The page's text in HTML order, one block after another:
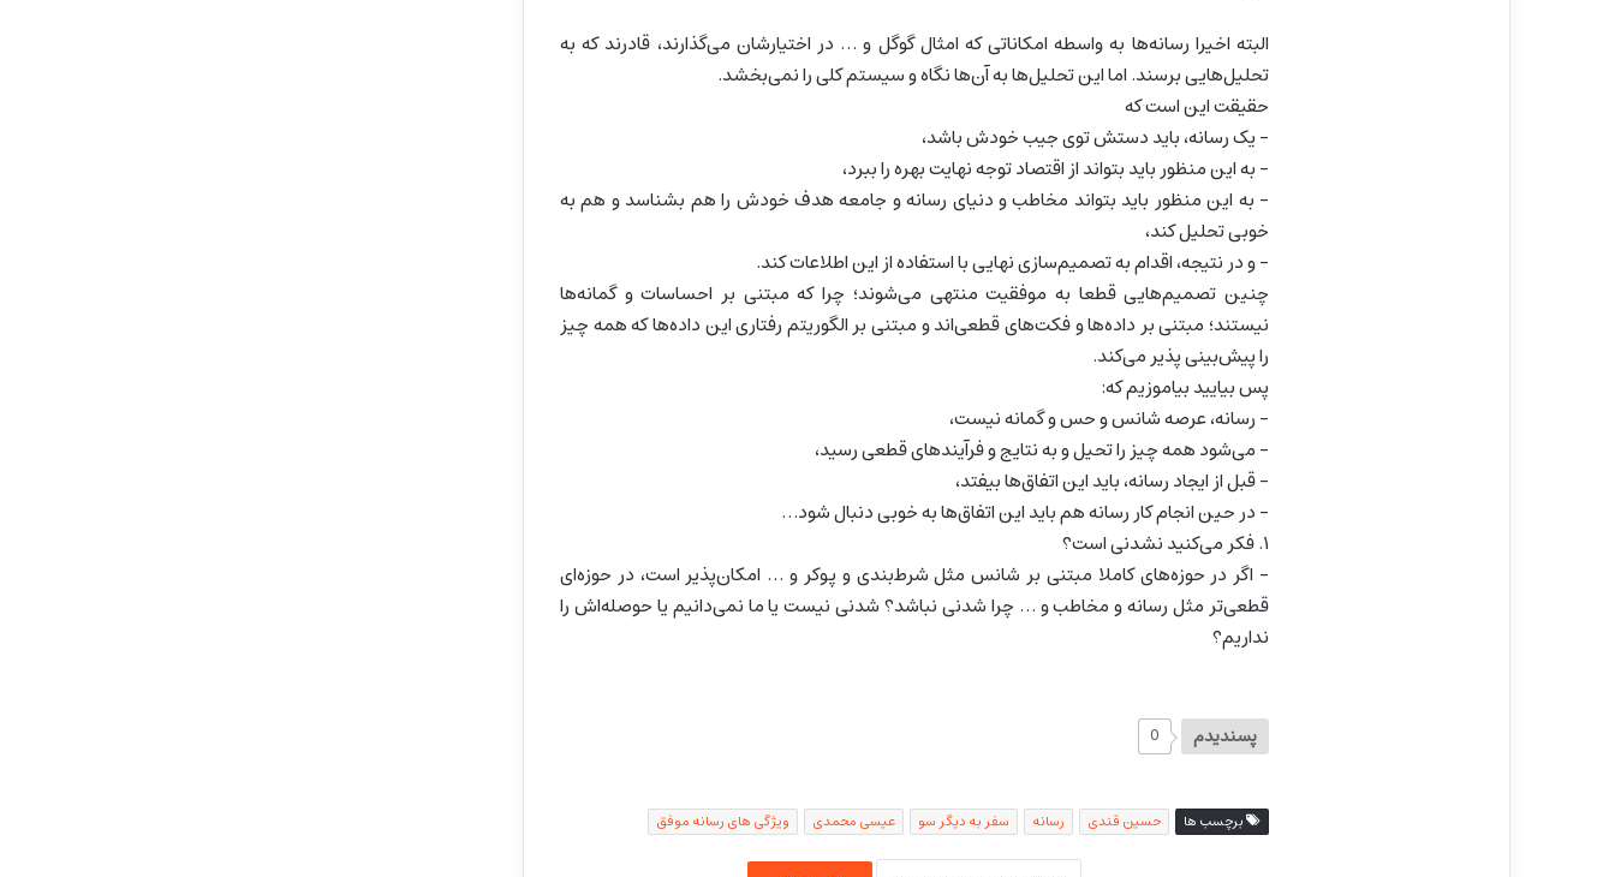
البته اخیرا رسانه‌ها به واسطه امکاناتی که امثال گوگل و … در اختیارشان می‌گذارند،‌ قادرند که به
تحلیل‌هایی برسند. اما این تحلیل‌ها به آن‌ها نگاه و سیستم کلی را نمی‌بخشد.
حقیقت این است که
– یک رسانه، باید دستش توی جیب خودش باشد،
– به این منظور باید بتواند از اقتصاد توجه نهایت بهره را ببرد،
– به این منظور باید بتواند مخاطب و دنیای رسانه و جامعه هدف خودش را هم بشناسد و هم به
خوبی تحلیل کند،
– و در نتیجه، اقدام به تصمیم‌سازی نهایی با استفاده از این اطلاعات کند.
چنین تصمیم‌هایی قطعا به موفقیت منتهی می‌شوند؛ چرا که مبتنی بر احساسات و گمانه‌ها
نیستند؛ مبتنی بر داده‌ها و فکت‌های قطعی‌اند و مبتنی بر الگوریتم‌ رفتاری این داده‌ها که همه چیز
را پیش‌بینی پذیر می‌کند.
پس بیایید بیاموزیم که:
– رسانه، عرصه شانس و حس و گمانه نیست،
– می‌شود همه چیز را تحیل و به نتایج و فرآیندهای قطعی رسید،
– قبل از ایجاد رسانه، باید این اتفاق‌ها بیفتد،
– در حین انجام کار رسانه هم باید این اتفاق‌ها به خوبی دنبال شود…
۱. فکر می‌کنید نشدنی است؟
– اگر در حوزه‌های کاملا مبتنی بر شانس مثل شرط‌بندی و پوکر و … امکان‌پذیر است، در حوزه‌ای
قطعی‌تر مثل رسانه و مخاطب و … چرا شدنی نباشد؟ شدنی نیست یا ما نمی‌دانیم یا حوصله‌اش را
نداریم؟
پسندیدم 0
برچسب ها حسین قندی رسانه سفر به دیگر سو عیسی محمدی ویژگی های رسانه موفق